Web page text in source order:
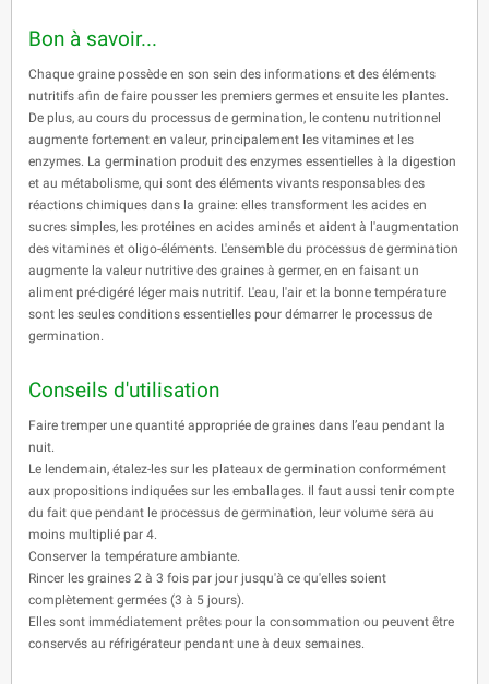
Bon à savoir...
Chaque graine possède en son sein des informations et des éléments
nutritifs afin de faire pousser les premiers germes et ensuite les plantes.
De plus, au cours du processus de germination, le contenu nutritionnel
augmente fortement en valeur, principalement les vitamines et les
enzymes. La germination produit des enzymes essentielles à la digestion
et au métabolisme, qui sont des éléments vivants responsables des
réactions chimiques dans la graine: elles transforment les acides en
sucres simples, les protéines en acides aminés et aident à l'augmentation
des vitamines et oligo-éléments. L'ensemble du processus de germination
augmente la valeur nutritive des graines à germer, en en faisant un
aliment pré-digéré léger mais nutritif. L'eau, l'air et la bonne température
sont les seules conditions essentielles pour démarrer le processus de
germination.
Conseils d'utilisation
Faire tremper une quantité appropriée de graines dans l’eau pendant la
nuit.
Le lendemain, étalez-les sur les plateaux de germination conformément
aux propositions indiquées sur les emballages. Il faut aussi tenir compte
du fait que pendant le processus de germination, leur volume sera au
moins multiplié par 4.
Conserver la température ambiante.
Rincer les graines 2 à 3 fois par jour jusqu'à ce qu'elles soient
complètement germées (3 à 5 jours).
Elles sont immédiatement prêtes pour la consommation ou peuvent être
conservés au réfrigérateur pendant une à deux semaines.